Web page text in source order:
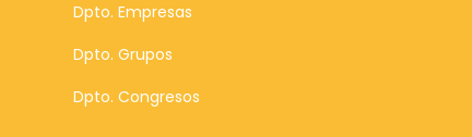
Dpto. Empresas
Dpto. Grupos
Dpto. Congresos